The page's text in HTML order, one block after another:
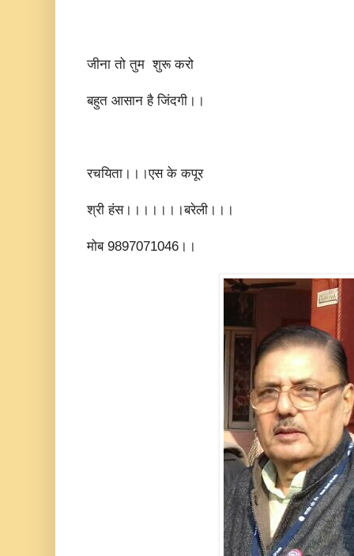
जीना तो तुम शुरू करो
बहुत आसान है जिंदगी।।
रचयिता।।।एस के कपूर
श्री हंस।।।।।।।बरेली।।।
मोब 9897071046।।